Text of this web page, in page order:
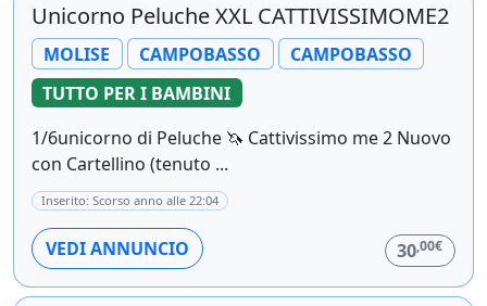
Unicorno Peluche XXL CATTIVISSIMOME2
MOLISE CAMPOBASSO
CAMPOBASSO
TUTTO PER I BAMBINI
1/6unicorno di Peluche 🦄 Cattivissimo me 2 Nuovo
con Cartellino (tenuto ...
Inserito: Scorso anno alle 22:04
VEDI ANNUNCIO 30,00€